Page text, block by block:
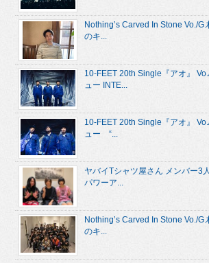
Nothing’s Carved In Stone Vo./
のキ...
10-FEET 20th Single『アオ』
ュー INTE...
10-FEET 20th Single『アオ』
ュー “...
ヤバイTシャツ屋さん メンバー3
パワーア...
Nothing’s Carved In Stone Vo./
のキ...